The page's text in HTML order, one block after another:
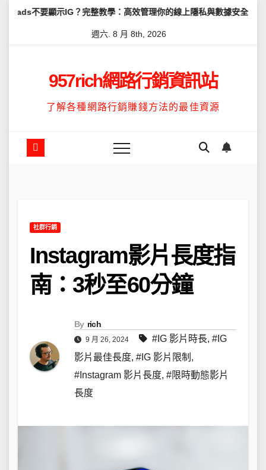
？完整教學：高效管理你的線上隱私與數據安全 怎麼讓
週六. 8 月 8th, 2026
957rich網路行銷資訊站
了解各種網路行銷賺錢方法的最佳資源
社群行銷
Instagram影片長度指
南：3秒至60分鐘
By rich
9 月 26, 2024 #IG 影片時長, #IG
影片最佳長度, #IG 影片限制 ,
#Instagram 影片長度, #限時動態影片
長度